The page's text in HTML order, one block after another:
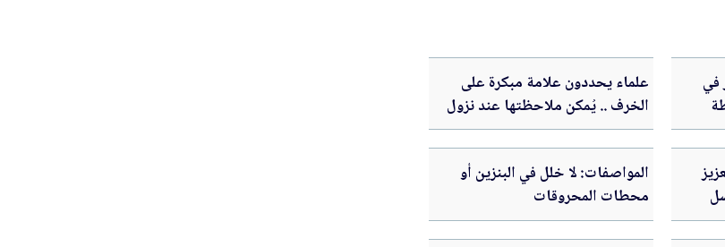
في
علماء يحددون علامة مبكرة على
الخرف .. يُمكن ملاحظتها عند نزول
السلالم
المواصفات: لا خلل في البنزين أو
محطات المحروقات